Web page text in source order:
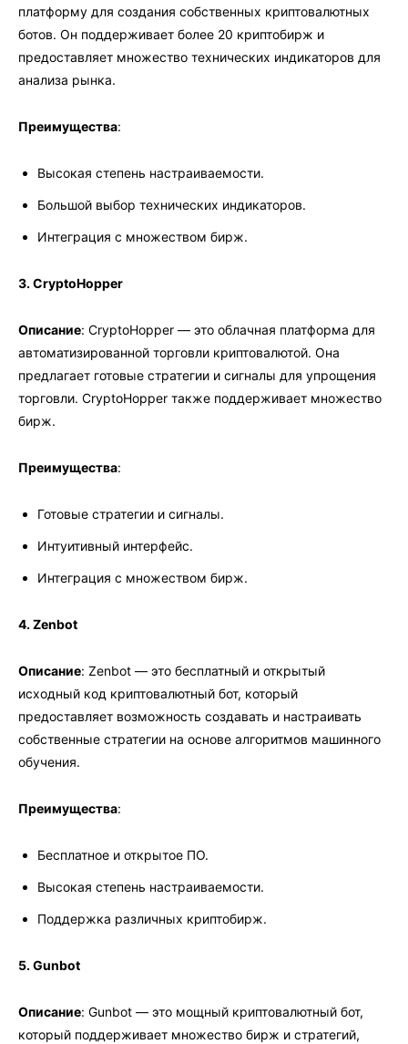
платформу для создания собственных криптовалютных
ботов. Он поддерживает более 20 криптобирж и
предоставляет множество технических индикаторов для
анализа рынка.
Преимущества:
Высокая степень настраиваемости.
Большой выбор технических индикаторов.
Интеграция с множеством бирж.
3. CryptoHopper
Описание: CryptoHopper — это облачная платформа для
автоматизированной торговли криптовалютой. Она
предлагает готовые стратегии и сигналы для упрощения
торговли. CryptoHopper также поддерживает множество
бирж.
Преимущества:
Готовые стратегии и сигналы.
Интуитивный интерфейс.
Интеграция с множеством бирж.
4. Zenbot
Описание: Zenbot — это бесплатный и открытый
исходный код криптовалютный бот, который
предоставляет возможность создавать и настраивать
собственные стратегии на основе алгоритмов машинного
обучения.
Преимущества:
Бесплатное и открытое ПО.
Высокая степень настраиваемости.
Поддержка различных криптобирж.
5. Gunbot
Описание: Gunbot — это мощный криптовалютный бот,
который поддерживает множество бирж и стратегий,